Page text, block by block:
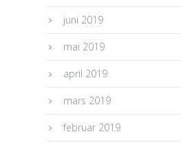
juni 2019
mai 2019
april 2019
mars 2019
februar 2019